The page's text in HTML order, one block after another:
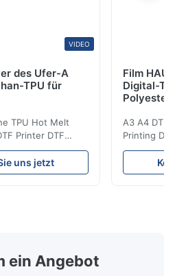
VIDEO
des Ufer-A
TPU für
TPU Hot Melt
Printer DTF
Bonding
Temperature
kg/cm2 Time 8-20
uns jetzt
Film
Digital-
A3 A4 DTF
Printing
application
textile
pattern
ein Angebot